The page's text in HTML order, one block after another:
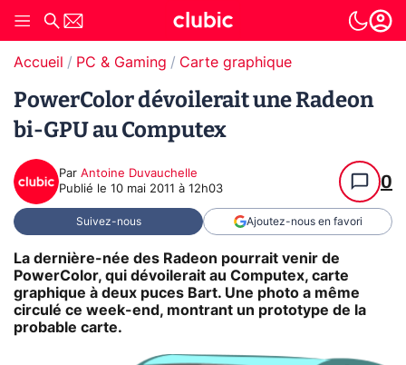
Accueil PC & Gaming Carte graphique
PowerColor dévoilerait une Radeon
bi-GPU au Computex
Par Antoine Duvauchelle
Publié le 10 mai 2011 à 12h03 0
Suivez-nous Ajoutez-nous en favori
La dernière-née des Radeon pourrait venir de
PowerColor, qui dévoilerait au Computex, carte
graphique à deux puces Bart. Une photo a même
circulé ce week-end, montrant un prototype de la
probable carte.